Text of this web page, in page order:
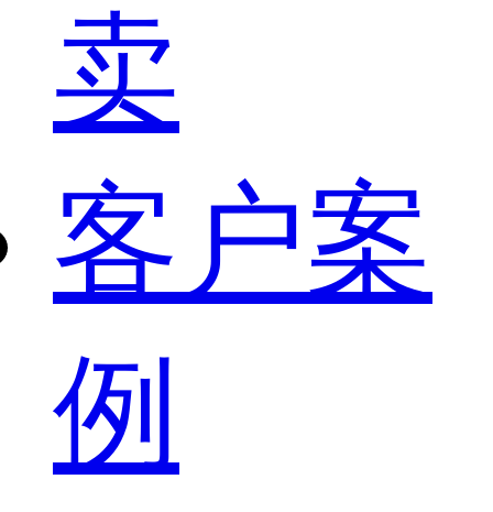
卖
客户案
例